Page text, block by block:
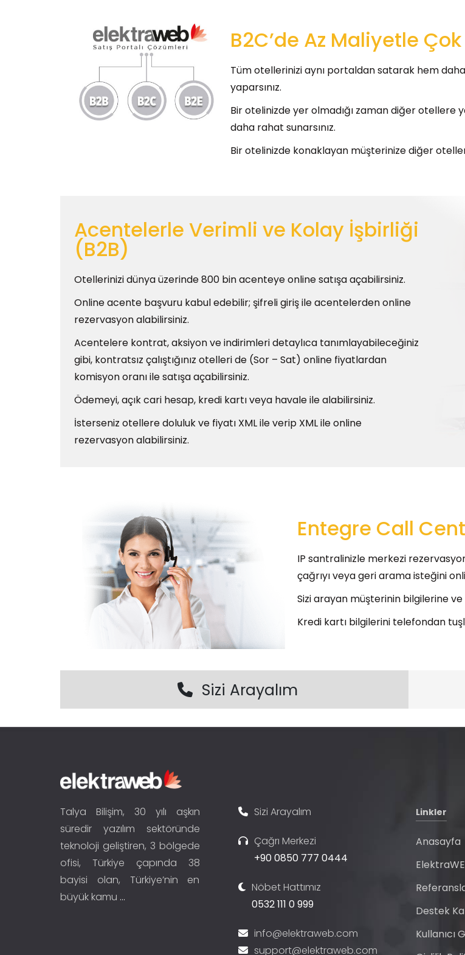
B2C’de Az Maliyetle Çok
Tüm otellerinizi aynı portaldan satarak hem
yaparsınız.
Bir otelinizde yer olmadığı zaman diğer otellere
daha rahat sunarsınız.
Bir otelinizde konaklayan müşterinize diğer
Acentelerle Verimli ve Kolay İşbirliği
(B2B)
Otellerinizi dünya üzerinde 800 bin acenteye online satışa açabilirsiniz.
Online acente başvuru kabul edebilir; şifreli giriş ile acentelerden online
rezervasyon alabilirsiniz.
Acentelere kontrat, aksiyon ve indirimleri detaylıca tanımlayabileceğiniz
gibi, kontratsız çalıştığınız otelleri de (Sor – Sat) online fiyatlardan
komisyon oranı ile satışa açabilirsiniz.
Ödemeyi, açık cari hesap, kredi kartı veya havale ile alabilirsiniz.
İsterseniz otellere doluluk ve fiyatı XML ile verip XML ile online
rezervasyon alabilirsiniz.
Entegre Call
IP santralinizle merkezi
çağrıyı veya geri arama isteğini
Sizi arayan müşterinin bilgilerine ve
Kredi kartı bilgilerini telefondan
Sizi Arayalım
Talya Bilişim, 30 yılı aşkın
süredir yazılım sektöründe
teknoloji geliştiren, 3 bölgede
ofisi, Türkiye çapında 38
bayisi olan, Türkiye’nin en
büyük kamu ...
Sizi Arayalım
Çağrı Merkezi
+90 0850 777 0444
Nöbet Hattımız
0532 111 0 999
info@elektraweb.com
support@elektraweb.com
Linkler
Anasayfa
Destek
Kullanıcı